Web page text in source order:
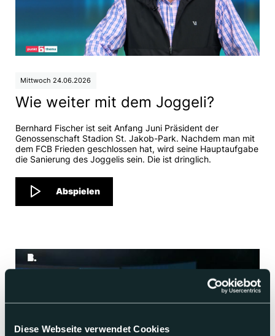
Diese Webseite verwendet Cookies
Mittwoch 24.06.2026
Wie weiter mit dem Joggeli?
Bernhard Fischer ist seit Anfang Juni Präsident der
Genossenschaft Stadion St. Jakob-Park. Nachdem man mit
dem FCB Frieden geschlossen hat, wird seine Hauptaufgabe
die Sanierung des Joggelis sein. Die ist dringlich.
Abspielen